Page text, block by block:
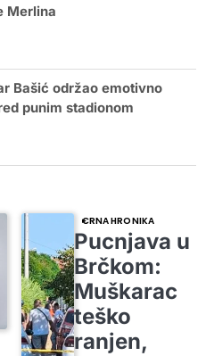
Merlina
Bašić održao emotivno
punim stadionom
CRNA HRONIKA
Pucnjava u
Brčkom:
Muškarac
teško
ranjen,